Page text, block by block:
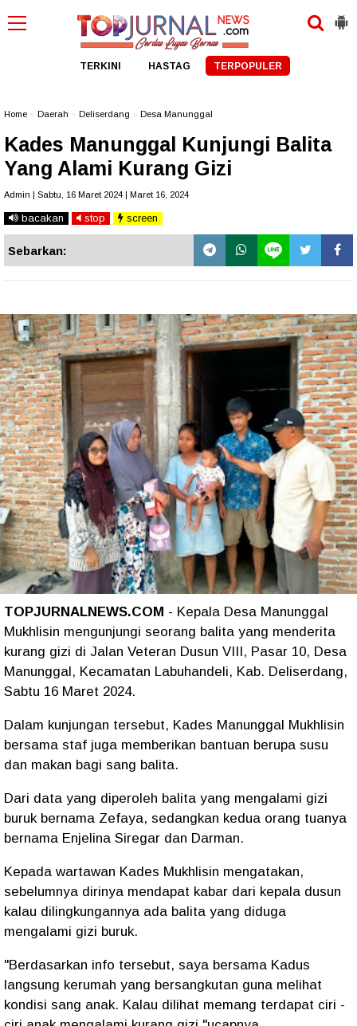
TERKINI HASTAG TERPOPULER
Home Daerah Deliserdang Desa Manunggal
Kades Manunggal Kunjungi Balita
Yang Alami Kurang Gizi
Admin | Sabtu, 16 Maret 2024 | Maret 16, 2024
bacakan stop screen
Sebarkan:
TOPJURNALNEWS.COM - Kepala Desa Manunggal
Mukhlisin mengunjungi seorang balita yang menderita
kurang gizi di Jalan Veteran Dusun VIII, Pasar 10, Desa
Manunggal, Kecamatan Labuhandeli, Kab. Deliserdang,
Sabtu 16 Maret 2024.
Dalam kunjungan tersebut, Kades Manunggal Mukhlisin
bersama staf juga memberikan bantuan berupa susu
dan makan bagi sang balita.
Dari data yang diperoleh balita yang mengalami gizi
buruk bernama Zefaya, sedangkan kedua orang tuanya
bernama Enjelina Siregar dan Darman.
Kepada wartawan Kades Mukhlisin mengatakan,
sebelumnya dirinya mendapat kabar dari kepala dusun
kalau dilingkungannya ada balita yang diduga
mengalami gizi buruk.
"Berdasarkan info tersebut, saya bersama Kadus
langsung kerumah yang bersangkutan guna melihat
kondisi sang anak. Kalau dilihat memang terdapat ciri -